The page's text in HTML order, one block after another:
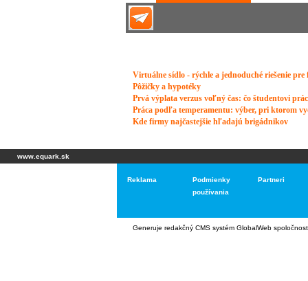
www.equark.sk
Reklama
Podmienky
používania
Partneri
Generuje redakčný CMS systém GlobalWeb